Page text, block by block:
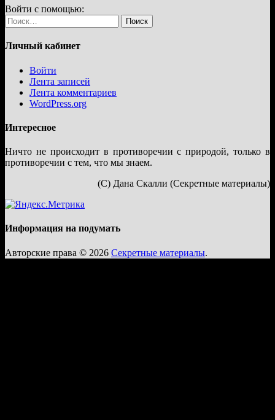
Войти с помощью:
Найти:
Личный кабинет
Войти
Лента записей
Лента комментариев
WordPress.org
Интересное
Ничто не происходит в противоречии с природой, только в
противоречии с тем, что мы знаем.
(С) Дана Скалли (Секретные материалы)
Информация на подумать
Авторские права © 2026 Секретные материалы.